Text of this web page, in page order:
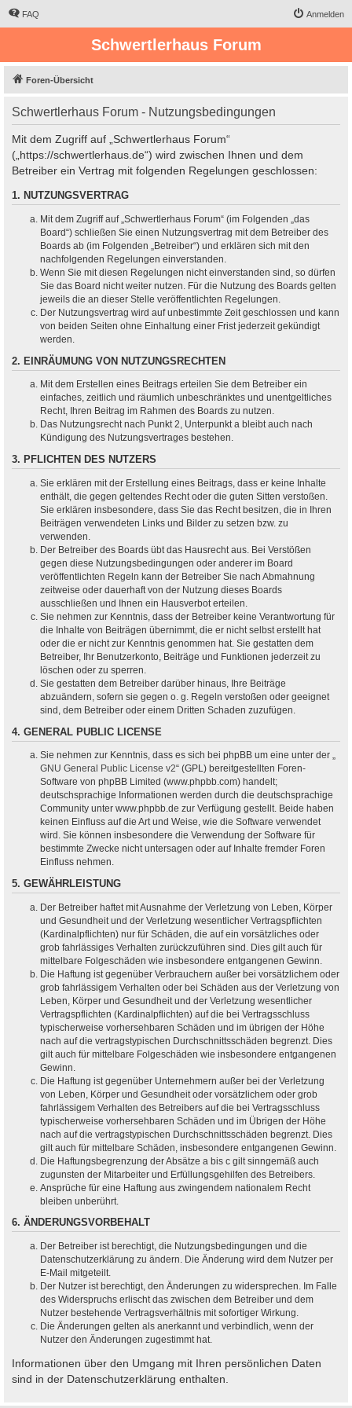
FAQ Anmelden
Schwertlerhaus Forum
Foren-Übersicht
Schwertlerhaus Forum - Nutzungsbedingungen
Mit dem Zugriff auf „Schwertlerhaus Forum“
(„https://schwertlerhaus.de“) wird zwischen Ihnen und dem
Betreiber ein Vertrag mit folgenden Regelungen geschlossen:
1. NUTZUNGSVERTRAG
Mit dem Zugriff auf „Schwertlerhaus Forum“ (im Folgenden „das
Board“) schließen Sie einen Nutzungsvertrag mit dem Betreiber des
Boards ab (im Folgenden „Betreiber“) und erklären sich mit den
nachfolgenden Regelungen einverstanden.
Wenn Sie mit diesen Regelungen nicht einverstanden sind, so dürfen
Sie das Board nicht weiter nutzen. Für die Nutzung des Boards gelten
jeweils die an dieser Stelle veröffentlichten Regelungen.
Der Nutzungsvertrag wird auf unbestimmte Zeit geschlossen und kann
von beiden Seiten ohne Einhaltung einer Frist jederzeit gekündigt
werden.
2. EINRÄUMUNG VON NUTZUNGSRECHTEN
Mit dem Erstellen eines Beitrags erteilen Sie dem Betreiber ein
einfaches, zeitlich und räumlich unbeschränktes und unentgeltliches
Recht, Ihren Beitrag im Rahmen des Boards zu nutzen.
Das Nutzungsrecht nach Punkt 2, Unterpunkt a bleibt auch nach
Kündigung des Nutzungsvertrages bestehen.
3. PFLICHTEN DES NUTZERS
Sie erklären mit der Erstellung eines Beitrags, dass er keine Inhalte
enthält, die gegen geltendes Recht oder die guten Sitten verstoßen.
Sie erklären insbesondere, dass Sie das Recht besitzen, die in Ihren
Beiträgen verwendeten Links und Bilder zu setzen bzw. zu
verwenden.
Der Betreiber des Boards übt das Hausrecht aus. Bei Verstößen
gegen diese Nutzungsbedingungen oder anderer im Board
veröffentlichten Regeln kann der Betreiber Sie nach Abmahnung
zeitweise oder dauerhaft von der Nutzung dieses Boards
ausschließen und Ihnen ein Hausverbot erteilen.
Sie nehmen zur Kenntnis, dass der Betreiber keine Verantwortung für
die Inhalte von Beiträgen übernimmt, die er nicht selbst erstellt hat
oder die er nicht zur Kenntnis genommen hat. Sie gestatten dem
Betreiber, Ihr Benutzerkonto, Beiträge und Funktionen jederzeit zu
löschen oder zu sperren.
Sie gestatten dem Betreiber darüber hinaus, Ihre Beiträge
abzuändern, sofern sie gegen o. g. Regeln verstoßen oder geeignet
sind, dem Betreiber oder einem Dritten Schaden zuzufügen.
4. GENERAL PUBLIC LICENSE
Sie nehmen zur Kenntnis, dass es sich bei phpBB um eine unter der „
GNU General Public License v2“ (GPL) bereitgestellten Foren-
Software von phpBB Limited (www.phpbb.com) handelt;
deutschsprachige Informationen werden durch die deutschsprachige
Community unter www.phpbb.de zur Verfügung gestellt. Beide haben
keinen Einfluss auf die Art und Weise, wie die Software verwendet
wird. Sie können insbesondere die Verwendung der Software für
bestimmte Zwecke nicht untersagen oder auf Inhalte fremder Foren
Einfluss nehmen.
5. GEWÄHRLEISTUNG
Der Betreiber haftet mit Ausnahme der Verletzung von Leben, Körper
und Gesundheit und der Verletzung wesentlicher Vertragspflichten
(Kardinalpflichten) nur für Schäden, die auf ein vorsätzliches oder
grob fahrlässiges Verhalten zurückzuführen sind. Dies gilt auch für
mittelbare Folgeschäden wie insbesondere entgangenen Gewinn.
Die Haftung ist gegenüber Verbrauchern außer bei vorsätzlichem oder
grob fahrlässigem Verhalten oder bei Schäden aus der Verletzung von
Leben, Körper und Gesundheit und der Verletzung wesentlicher
Vertragspflichten (Kardinalpflichten) auf die bei Vertragsschluss
typischerweise vorhersehbaren Schäden und im übrigen der Höhe
nach auf die vertragstypischen Durchschnittsschäden begrenzt. Dies
gilt auch für mittelbare Folgeschäden wie insbesondere entgangenen
Gewinn.
Die Haftung ist gegenüber Unternehmern außer bei der Verletzung
von Leben, Körper und Gesundheit oder vorsätzlichem oder grob
fahrlässigem Verhalten des Betreibers auf die bei Vertragsschluss
typischerweise vorhersehbaren Schäden und im Übrigen der Höhe
nach auf die vertragstypischen Durchschnittsschäden begrenzt. Dies
gilt auch für mittelbare Schäden, insbesondere entgangenen Gewinn.
Die Haftungsbegrenzung der Absätze a bis c gilt sinngemäß auch
zugunsten der Mitarbeiter und Erfüllungsgehilfen des Betreibers.
Ansprüche für eine Haftung aus zwingendem nationalem Recht
bleiben unberührt.
6. ÄNDERUNGSVORBEHALT
Der Betreiber ist berechtigt, die Nutzungsbedingungen und die
Datenschutzerklärung zu ändern. Die Änderung wird dem Nutzer per
E-Mail mitgeteilt.
Der Nutzer ist berechtigt, den Änderungen zu widersprechen. Im Falle
des Widerspruchs erlischt das zwischen dem Betreiber und dem
Nutzer bestehende Vertragsverhältnis mit sofortiger Wirkung.
Die Änderungen gelten als anerkannt und verbindlich, wenn der
Nutzer den Änderungen zugestimmt hat.
Informationen über den Umgang mit Ihren persönlichen Daten
sind in der Datenschutzerklärung enthalten.